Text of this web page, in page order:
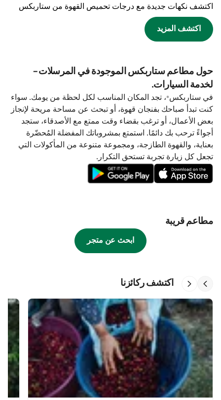
اكتشف نكهات جديدة مع درجات تحميص القهوة من ستاربكس
اكتشف المزيد
حول مطاعم ستاربكس الموجودة في المرسلات-
لخدمة السيارات.
في ستاربكس®، تجد المكان المناسب لكل لحظة من يومك. سواء
كنت تبدأ صباحك بفنجان قهوة، أو تبحث عن مساحة مريحة لإنجاز
بعض الأعمال، أو ترغب بقضاء وقت ممتع مع الأصدقاء، ستجد
أجواءً ترحب بك دائمًا. استمتع بمشروباتك المفضلة المُحضّرة
بعناية، والقهوة الطازجة، ومجموعة متنوعة من المأكولات التي
تجعل كل زيارة تجربة تستحق التكرار.
مطاعم قريبة
ابحث عن متجر
اكتشف ركائزنا